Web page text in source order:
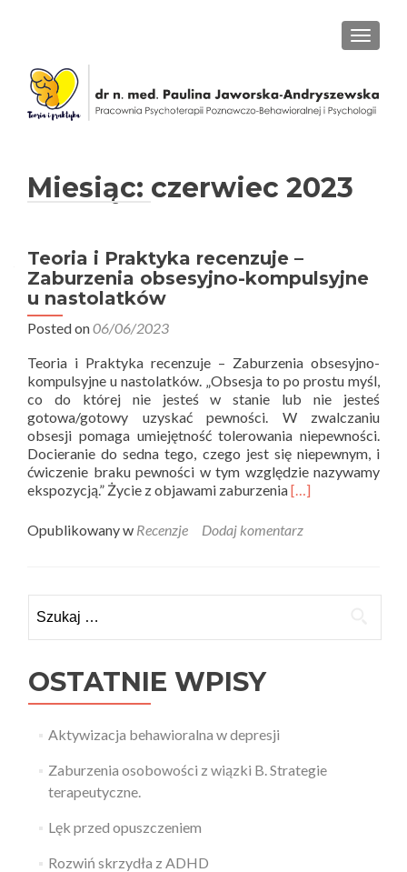
Miesiąc: czerwiec 2023
Teoria i Praktyka recenzuje –
Zaburzenia obsesyjno-kompulsyjne
u nastolatków
Posted on06/06/2023
Teoria i Praktyka recenzuje – Zaburzenia obsesyjno-
kompulsyjne u nastolatków. „Obsesja to po prostu myśl,
co do której nie jesteś w stanie lub nie jesteś
gotowa/gotowy uzyskać pewności. W zwalczaniu
obsesji pomaga umiejętność tolerowania niepewności.
Docieranie do sedna tego, czego jest się niepewnym, i
ćwiczenie braku pewności w tym względzie nazywamy
ekspozycją.” Życie z objawami zaburzeniaRead
about
recenzuje
[…]
Opublikowany w Recenzje Dodaj komentarz
OSTATNIE WPISY
Aktywizacja behawioralna w depresji
Zaburzenia osobowości z wiązki B. Strategie
terapeutyczne.
Lęk przed opuszczeniem
Rozwiń skrzydła z ADHD